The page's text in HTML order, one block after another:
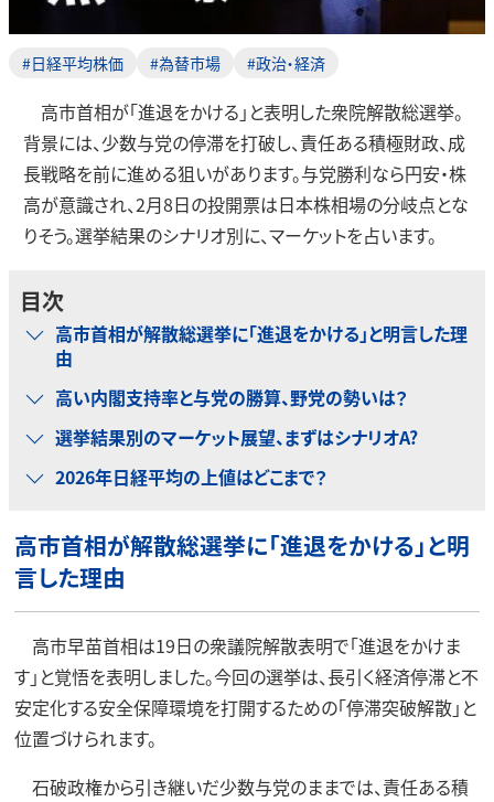
#日経平均株価 #為替市場 #政治・経済
高市首相が「進退をかける」と表明した衆院解散総選挙。
背景には、少数与党の停滞を打破し、責任ある積極財政、成
長戦略を前に進める狙いがあります。与党勝利なら円安・株
高が意識され、2月8日の投開票は日本株相場の分岐点とな
りそう。選挙結果のシナリオ別に、マーケットを占います。
目次
高市首相が解散総選挙に「進退をかける」と明言した理
由
高い内閣支持率と与党の勝算、野党の勢いは？
選挙結果別のマーケット展望、まずはシナリオA?
2026年日経平均の上値はどこまで？
高市首相が解散総選挙に「進退をかける」と明
言した理由
高市早苗首相は19日の衆議院解散表明で「進退をかけま
す」と覚悟を表明しました。今回の選挙は、長引く経済停滞と不
安定化する安全保障環境を打開するための「停滞突破解散」と
位置づけられます。
石破政権から引き継いだ少数与党のままでは、責任ある積